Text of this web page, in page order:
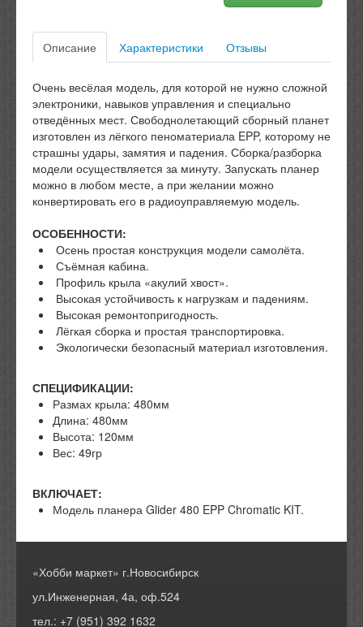
Описание Характеристики Отзывы
Очень весёлая модель, для которой не нужно сложной
электроники, навыков управления и специально
отведённых мест. Свободнолетающий сборный планет
изготовлен из лёгкого пеноматериала EPP, которому не
страшны удары, замятия и падения. Сборка/разборка
модели осуществляется за минуту. Запускать планер
можно в любом месте, а при желании можно
конвертировать его в радиоуправляемую модель.
ОСОБЕННОСТИ:
Осень простая конструкция модели самолёта.
Съёмная кабина.
Профиль крыла «акулий хвост».
Высокая устойчивость к нагрузкам и падениям.
Высокая ремонтопригодность.
Лёгкая сборка и простая транспортировка.
Экологически безопасный материал изготовления.
СПЕЦИФИКАЦИИ:
Размах крыла: 480мм
Длина: 480мм
Высота: 120мм
Вес: 49гр
ВКЛЮЧАЕТ:
Модель планера Glider 480 EPP Chromatic KIT.
«Хобби маркет» г.Новосибирск
ул.Инженерная, 4а, оф.524
тел.: +7 (951) 392 1632